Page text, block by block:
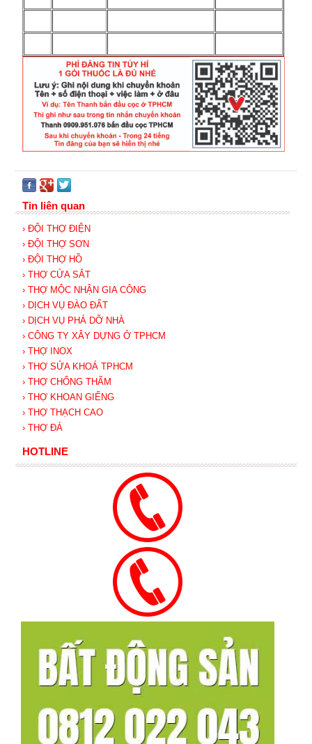
Tin liên quan
› ĐỘI THỢ ĐIỆN
› ĐỘI THỢ SƠN
› ĐỘI THỢ HỒ
› THỢ CỬA SẮT
› THỢ MỘC NHẬN GIA CÔNG
› DỊCH VỤ ĐÀO ĐẤT
› DỊCH VỤ PHÁ DỠ NHÀ
› CÔNG TY XÂY DỰNG Ở TPHCM
› THỢ INOX
› THỢ SỬA KHOÁ TPHCM
› THỢ CHỐNG THẤM
› THỢ KHOAN GIẾNG
› THỢ THẠCH CAO
› THỢ ĐÁ
HOTLINE